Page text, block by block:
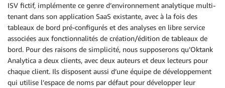
ISV fictif, implémente ce genre d’environnement analytique multi-
tenant dans son application SaaS existante, avec à la fois des
tableaux de bord pré-configurés et des analyses en libre service
associées aux fonctionnalités de création/édition de tableaux de
bord. Pour des raisons de simplicité, nous supposerons qu’Oktank
Analytica a deux clients, avec deux auteurs et deux lecteurs pour
chaque client. Ils disposent aussi d’une équipe de développement
qui utilise l’espace de noms par défaut pour développer leur